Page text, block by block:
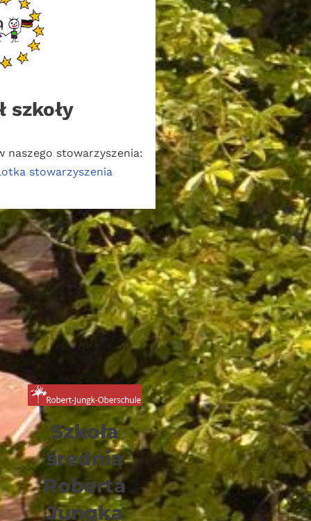
szkoły
naszego stowarzyszenia:
stowarzyszenia
Szkoła
średnia
Roberta
Jungka